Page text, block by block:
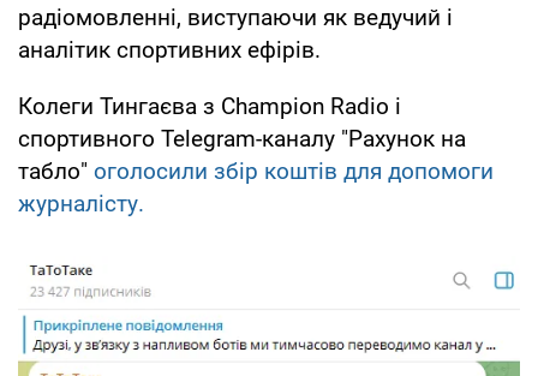
радіомовленні, виступаючи як ведучий і
аналітик спортивних ефірів.
Колеги Тингаєва з Champion Radio і
спортивного Telegram-каналу "Рахунок на
табло" оголосили збір коштів для допомоги
журналісту.